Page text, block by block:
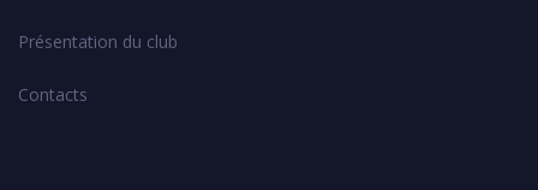
Présentation du club
Contacts